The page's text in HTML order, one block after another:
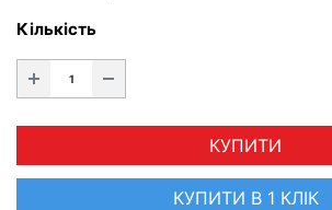
Кількість
КУПИТИ
КУПИТИ В 1 КЛІК